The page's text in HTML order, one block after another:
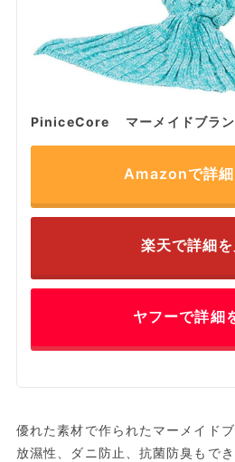
PiniceCore マーメイドブラン
Amazonで詳細
楽天で詳細
ヤフーで詳細
優れた素材で作られたマーメイド
放濕性、ダニ防止、抗菌防臭もで